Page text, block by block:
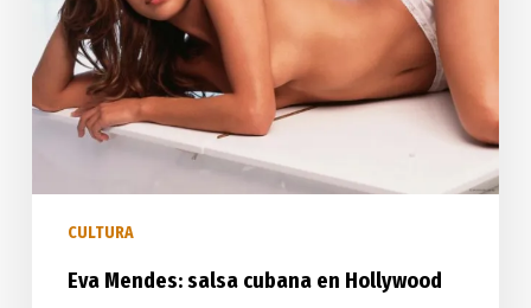
Hollywood
CULTURA
Eva Mendes: salsa cubana en Hollywood